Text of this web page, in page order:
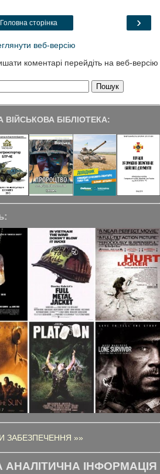
›
Головна сторінка
веб-версію
коментарі перейдіть на веб-версію
ВІЙСЬКОВА БІБЛІОТЕКА:
ЗАБЕЗПЕЧЕННЯ »»
АНАЛІТИЧНА ІНФОРМАЦІЯ